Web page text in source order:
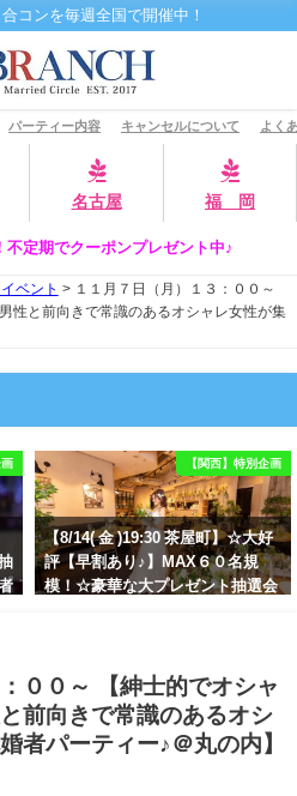
コンを毎週全国で開催中！
パーティー内容 キャンセルについて よく
名古屋 福 岡
不定期でクーポンプレゼント中♪
ベント > １１月７日（月）１３：００～
性と前向きで常識のあるオシャレ女性が集
画 【関西】特別企画
【8/14( 金 )19:30 茶屋町】☆大好
評【早割あり♪】MAX６０名規
模！☆豪華な大プレゼント抽選会
ティー♪＠茶屋町】
００～ 【紳士的でオシャ
前向きで常識のあるオシ
者パーティー♪＠丸の内】